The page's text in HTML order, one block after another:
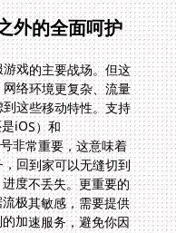
外的全面呵护
戏的主要战场。但这
络环境更复杂、流量
这些移动特性。支持
还是iOS）和
非常重要，这意味着
回到家可以无缝切到
度不丢失。更重要的
极其敏感，需要提供
加速服务，避免你因
。针对战双帕弥什这
瞬间响应是生死攸关